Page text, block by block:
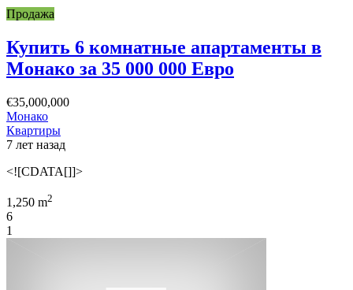
Продажа
Купить 6 комнатные апартаменты в
Монако за 35 000 000 Евро
€35,000,000
Монако
Квартиры
7 лет назад
<![CDATA[]]>
1,250 m2
6
1